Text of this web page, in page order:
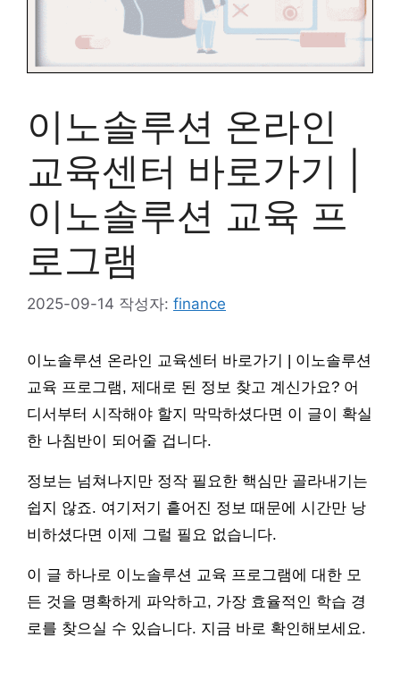
이노솔루션 온라인
교육센터 바로가기 |
이노솔루션 교육 프
로그램
2025-09-14 작성자: finance
이노솔루션 온라인 교육센터 바로가기 | 이노솔루션
교육 프로그램, 제대로 된 정보 찾고 계신가요? 어
디서부터 시작해야 할지 막막하셨다면 이 글이 확실
한 나침반이 되어줄 겁니다.
정보는 넘쳐나지만 정작 필요한 핵심만 골라내기는
쉽지 않죠. 여기저기 흩어진 정보 때문에 시간만 낭
비하셨다면 이제 그럴 필요 없습니다.
이 글 하나로 이노솔루션 교육 프로그램에 대한 모
든 것을 명확하게 파악하고, 가장 효율적인 학습 경
로를 찾으실 수 있습니다. 지금 바로 확인해보세요.